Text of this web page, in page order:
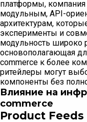
платформы,
модульным, API-
архитектурам,
эксперименты и
модульность широко
основополагающая
commerce к более
ритейлеры могут
компоненты без
Влияние на
commerce
Product